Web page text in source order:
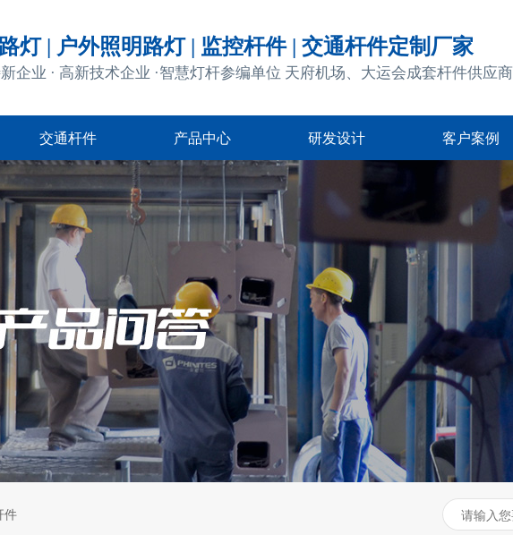
灯 | 户外照明路灯 | 监控杆件 | 交通杆件定制厂家
企业 · 高新技术企业 ·智慧灯杆参编单位 天府机场、大运会成套杆件供应商
交通杆件 产品中心 研发设计 客户案例
件